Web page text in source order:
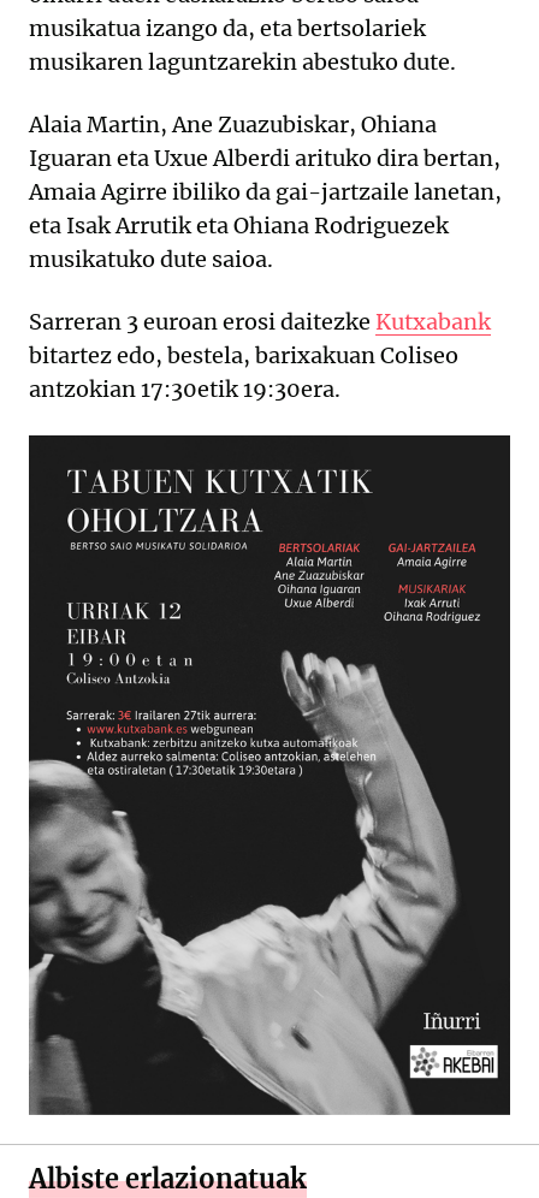
musikatua izango da, eta bertsolariek
musikaren laguntzarekin abestuko dute.
Alaia Martin, Ane Zuazubiskar, Ohiana
Iguaran eta Uxue Alberdi arituko dira bertan,
Amaia Agirre ibiliko da gai-jartzaile lanetan,
eta Isak Arrutik eta Ohiana Rodriguezek
musikatuko dute saioa.
Sarreran 3 euroan erosi daitezke Kutxabank
bitartez edo, bestela, barixakuan Coliseo
antzokian 17:30etik 19:30era.
Albiste erlazionatuak